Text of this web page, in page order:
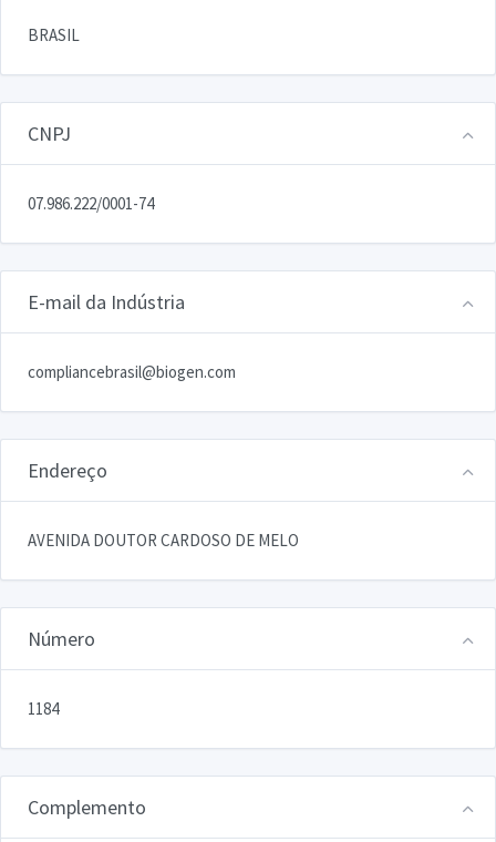
BRASIL
CNPJ
07.986.222/0001-74
E-mail da Indústria
compliancebrasil@biogen.com
Endereço
AVENIDA DOUTOR CARDOSO DE MELO
Número
1184
Complemento